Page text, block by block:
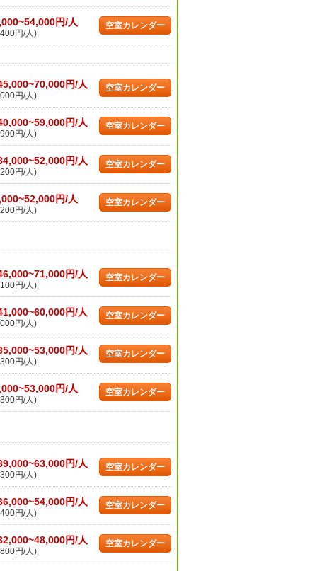
円/人
円/人)
空室カレンダー
円/人
円/人)
空室カレンダー
円/人
円/人)
空室カレンダー
円/人
円/人)
空室カレンダー
円/人
円/人)
空室カレンダー
円/人
円/人)
空室カレンダー
円/人
円/人)
空室カレンダー
円/人
円/人)
空室カレンダー
円/人
円/人)
空室カレンダー
円/人
円/人)
空室カレンダー
円/人
円/人)
空室カレンダー
円/人
円/人)
空室カレンダー